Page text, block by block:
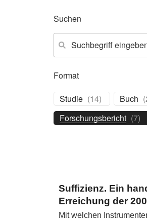
Suchen
Format
Studie (14) Buch (
Forschungsbericht (7)
Suffizienz. Ein
Erreichung der
Mit welchen